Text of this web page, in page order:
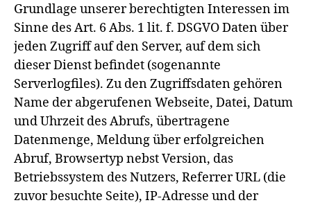
Grundlage unserer berechtigten Interessen im
Sinne des Art. 6 Abs. 1 lit. f. DSGVO Daten über
jeden Zugriff auf den Server, auf dem sich
dieser Dienst befindet (sogenannte
Serverlogfiles). Zu den Zugriffsdaten gehören
Name der abgerufenen Webseite, Datei, Datum
und Uhrzeit des Abrufs, übertragene
Datenmenge, Meldung über erfolgreichen
Abruf, Browsertyp nebst Version, das
Betriebssystem des Nutzers, Referrer URL (die
zuvor besuchte Seite), IP-Adresse und der